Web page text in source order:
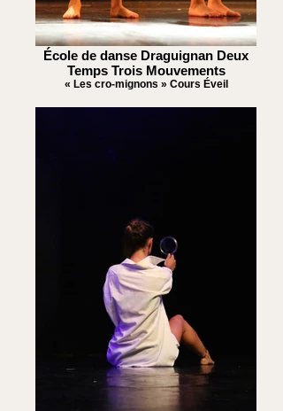
École de danse Draguignan Deux
Temps Trois Mouvements
« Les cro-mignons » Cours Éveil